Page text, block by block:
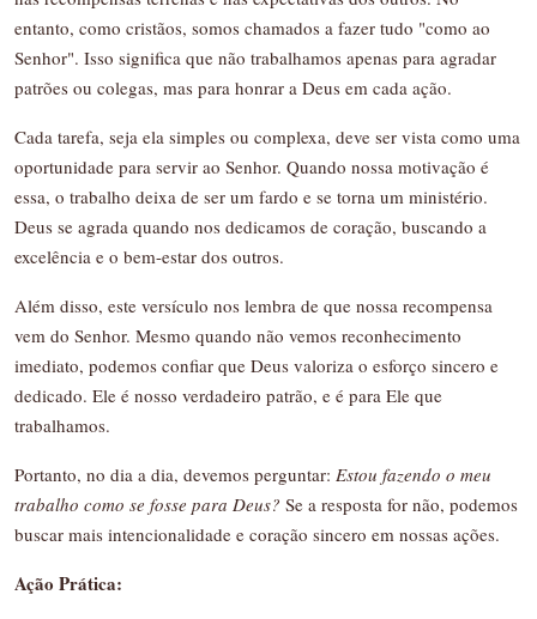
entanto, como cristãos, somos chamados a fazer tudo "como ao
Senhor". Isso significa que não trabalhamos apenas para agradar
patrões ou colegas, mas para honrar a Deus em cada ação.
Cada tarefa, seja ela simples ou complexa, deve ser vista como uma
oportunidade para servir ao Senhor. Quando nossa motivação é
essa, o trabalho deixa de ser um fardo e se torna um ministério.
Deus se agrada quando nos dedicamos de coração, buscando a
excelência e o bem-estar dos outros.
Além disso, este versículo nos lembra de que nossa recompensa
vem do Senhor. Mesmo quando não vemos reconhecimento
imediato, podemos confiar que Deus valoriza o esforço sincero e
dedicado. Ele é nosso verdadeiro patrão, e é para Ele que
trabalhamos.
Portanto, no dia a dia, devemos perguntar: Estou fazendo o meu
trabalho como se fosse para Deus? Se a resposta for não, podemos
buscar mais intencionalidade e coração sincero em nossas ações.
Ação Prática: